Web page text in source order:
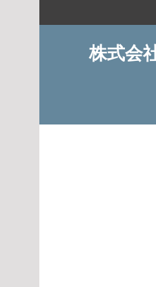
ン
キ
株式会